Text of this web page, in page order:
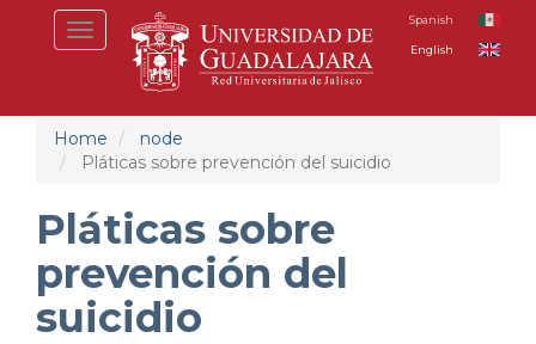
Toggle
navigation
Spanish
English
Home
node
Pláticas sobre prevención del suicidio
Pláticas sobre
prevención del
suicidio